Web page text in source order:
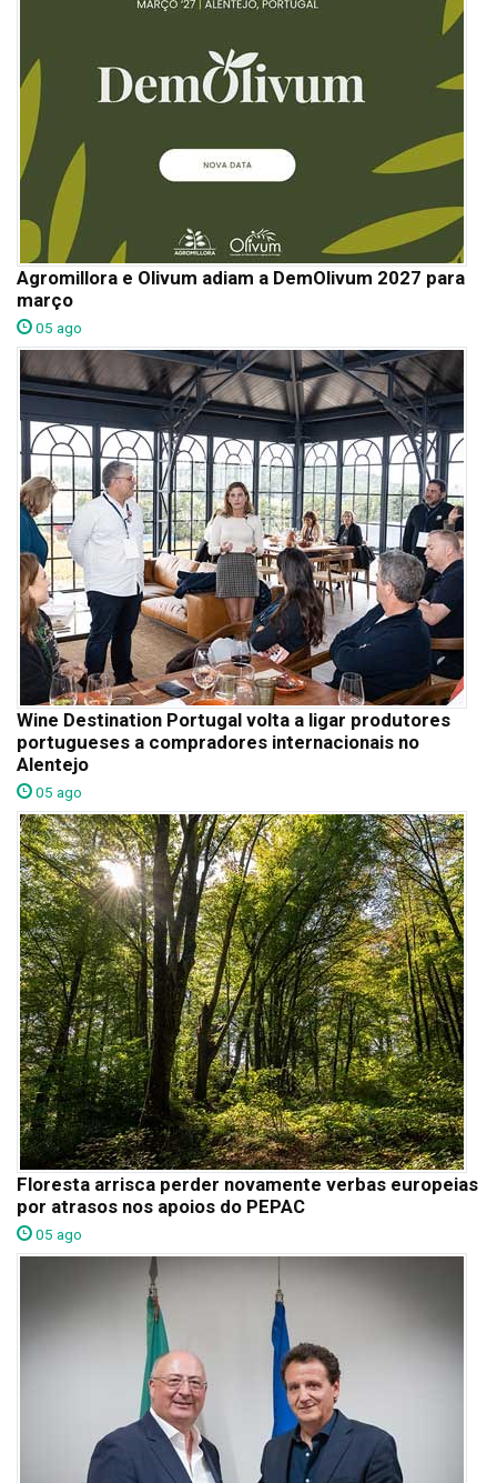
Agromillora e Olivum adiam a DemOlivum 2027 para
março
05 ago
Wine Destination Portugal volta a ligar produtores
portugueses a compradores internacionais no
Alentejo
05 ago
Floresta arrisca perder novamente verbas europeias
por atrasos nos apoios do PEPAC
05 ago